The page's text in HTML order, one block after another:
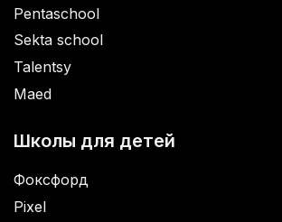
Pentaschool
Sekta school
Talentsy
Maed
Школы для детей
Фоксфорд
Pixel